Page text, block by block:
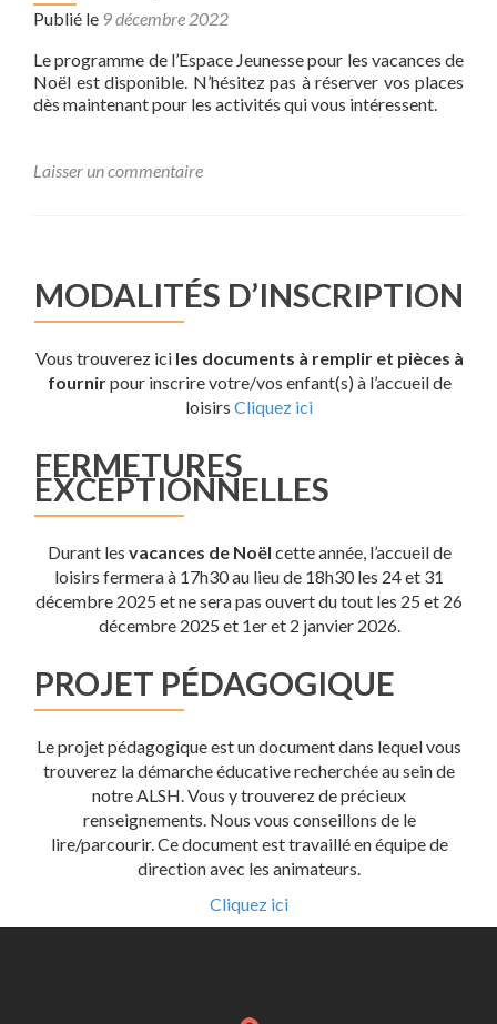
Publié le 9 décembre 2022
Le programme de l’Espace Jeunesse pour les vacances de
Noël est disponible. N’hésitez pas à réserver vos places
dès maintenant pour les activités qui vous intéressent.
Laisser un commentaire
MODALITÉS D’INSCRIPTION
Vous trouverez ici les documents à remplir et pièces à
fournirpour inscrire votre/vos enfant(s) à l’accueil de
loisirs Cliquez ici
FERMETURES
EXCEPTIONNELLES
Durant les vacances de Noël cette année, l’accueil de
loisirs fermera à 17h30 au lieu de 18h30 les 24 et 31
décembre 2025 et ne sera pas ouvert du tout les 25 et 26
décembre 2025 et 1er et 2 janvier 2026.
PROJET PÉDAGOGIQUE
Le projet pédagogique est un document dans lequel vous
trouverez la démarche éducative recherchée au sein de
notre ALSH. Vous y trouverez de précieux
renseignements. Nous vous conseillons de le
lire/parcourir. Ce document est travaillé en équipe de
direction avec les animateurs.
Cliquez ici